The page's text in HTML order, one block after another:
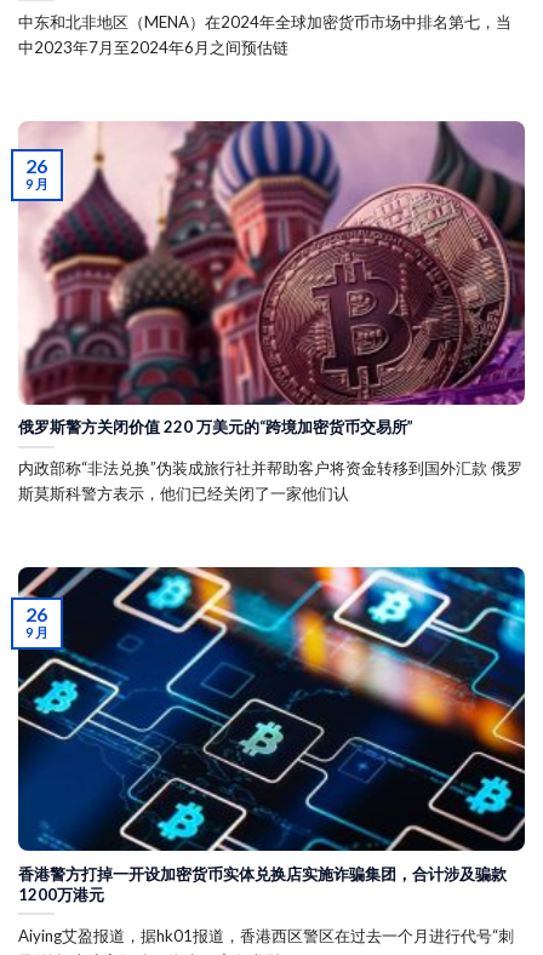
中东和北非地区（MENA）在2024年全球加密货币市场中排名第七，当
中2023年7月至2024年6月之间预估链
俄罗斯警方关闭价值 220 万美元的“跨境加密货币交易所”
内政部称“非法兑换”伪装成旅行社并帮助客户将资金转移到国外汇款 俄罗
斯莫斯科警方表示，他们已经关闭了一家他们认
26
9 月
香港警方打掉一开设加密货币实体兑换店实施诈骗集团，合计涉及骗款
1200万港元
Aiying艾盈报道，据hk01报道，香港西区警区在过去一个月进行代号“刺
26
9 月